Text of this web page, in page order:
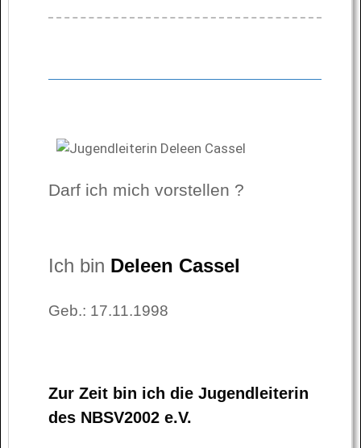
Darf ich mich vorstellen ?
Ich bin Deleen Cassel
Geb.: 17.11.1998
Zur Zeit bin ich die Jugendleiterin
des NBSV2002 e.V.